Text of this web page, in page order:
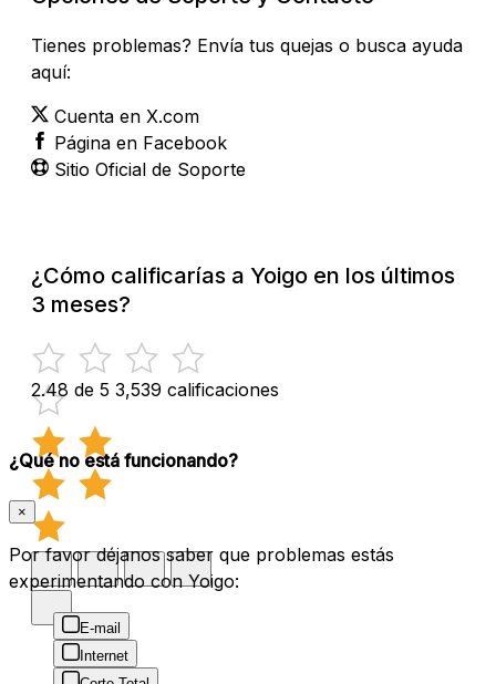
Tienes problemas? Envía tus quejas o busca ayuda
aquí:
Cuenta en X.com
Página en Facebook
Sitio Oficial de Soporte
¿Cómo calificarías a Yoigo en los últimos
3 meses?
2.48 de 5 3,539 calificaciones
¿Qué no está funcionando?
×
Por favor déjanos saber que problemas estás
experimentando con Yoigo:
E-mail
Internet